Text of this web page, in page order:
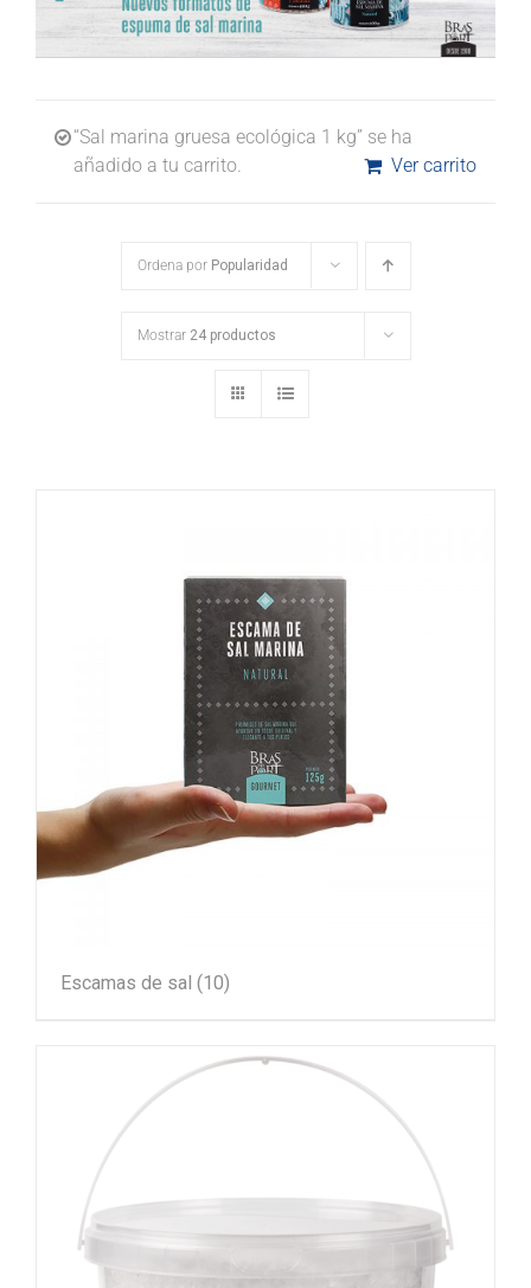
“Sal marina gruesa ecológica 1 kg” se ha
añadido a tu carrito.
Ver carrito
Ordena por Popularidad
Mostrar 24 productos
Escamas de sal (10)